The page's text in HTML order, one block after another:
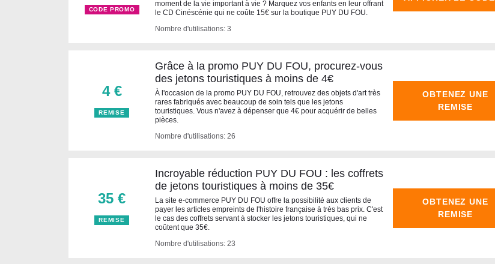
CODE PROMO
moment de la vie important à vie ? Marquez vos enfants en leur offrant
le CD Cinéscénie qui ne coûte 15€ sur la boutique PUY DU FOU.
Nombre d'utilisations: 3
4 €
REMISE
Grâce à la promo PUY DU FOU, procurez-vous
des jetons touristiques à moins de 4€
À l'occasion de la promo PUY DU FOU, retrouvez des objets d'art très
rares fabriqués avec beaucoup de soin tels que les jetons
touristiques. Vous n'avez à dépenser que 4€ pour acquérir de belles
pièces.
Nombre d'utilisations: 26
OBTENEZ UNE
REMISE
35 €
REMISE
Incroyable réduction PUY DU FOU : les coffrets
de jetons touristiques à moins de 35€
La site e-commerce PUY DU FOU offre la possibilité aux clients de
payer les articles empreints de l'histoire française à très bas prix. C'est
le cas des coffrets servant à stocker les jetons touristiques, qui ne
coûtent que 35€.
Nombre d'utilisations: 23
OBTENEZ UNE
REMISE